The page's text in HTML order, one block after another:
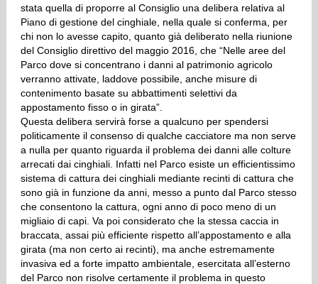
stata quella di proporre al Consiglio una delibera relativa al
Piano di gestione del cinghiale, nella quale si conferma, per
chi non lo avesse capito, quanto già deliberato nella riunione
del Consiglio direttivo del maggio 2016, che “Nelle aree del
Parco dove si concentrano i danni al patrimonio agricolo
verranno attivate, laddove possibile, anche misure di
contenimento basate su abbattimenti selettivi da
appostamento fisso o in girata”.
Questa delibera servirà forse a qualcuno per spendersi
politicamente il consenso di qualche cacciatore ma non serve
a nulla per quanto riguarda il problema dei danni alle colture
arrecati dai cinghiali. Infatti nel Parco esiste un efficientissimo
sistema di cattura dei cinghiali mediante recinti di cattura che
sono già in funzione da anni, messo a punto dal Parco stesso
che consentono la cattura, ogni anno di poco meno di un
migliaio di capi. Va poi considerato che la stessa caccia in
braccata, assai più efficiente rispetto all’appostamento e alla
girata (ma non certo ai recinti), ma anche estremamente
invasiva ed a forte impatto ambientale, esercitata all’esterno
del Parco non risolve certamente il problema in questo